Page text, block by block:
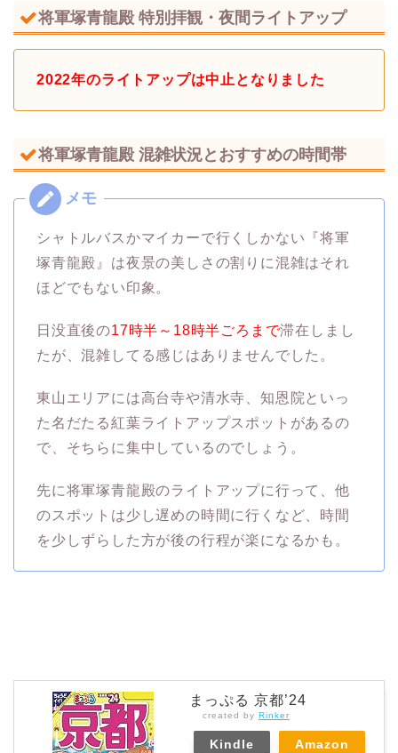
将軍塚青龍殿 特別拝観・夜間ライトアップ
2022年のライトアップは中止となりました
将軍塚青龍殿 混雑状況とおすすめの時間帯
シャトルバスかマイカーで行くしかない『将軍
塚青龍殿』は夜景の美しさの割りに混雑はそれ
ほどでもない印象。
日没直後の17時半～18時半ごろまで滞在しまし
たが、混雑してる感じはありませんでした。
東山エリアには高台寺や清水寺、知恩院といっ
た名だたる紅葉ライトアップスポットがあるの
で、そちらに集中しているのでしょう。
先に将軍塚青龍殿のライトアップに行って、他
のスポットは少し遅めの時間に行くなど、時間
を少しずらした方が後の行程が楽になるかも。
まっぷる 京都’24
created by Rinker
Kindle Amazon